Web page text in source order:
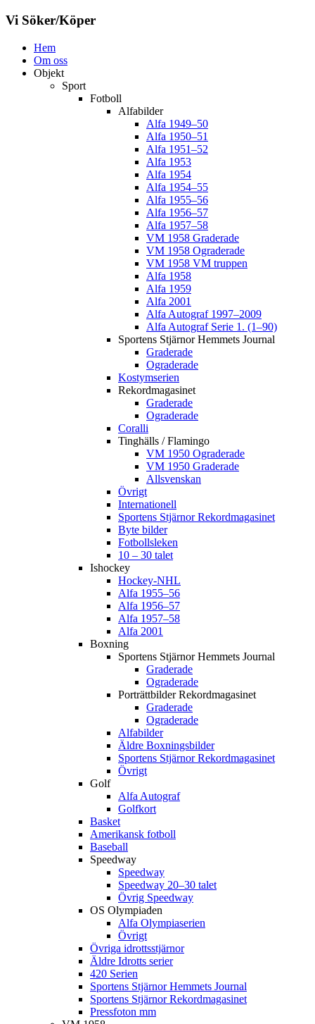
Vi Söker/Köper
Hem
Om oss
Objekt
Sport
Fotboll
Alfabilder
Alfa 1949–50
Alfa 1950–51
Alfa 1951–52
Alfa 1953
Alfa 1954
Alfa 1954–55
Alfa 1955–56
Alfa 1956–57
Alfa 1957–58
VM 1958 Graderade
VM 1958 Ograderade
VM 1958 VM truppen
Alfa 1958
Alfa 1959
Alfa 2001
Alfa Autograf 1997–2009
Alfa Autograf Serie 1. (1–90)
Sportens Stjärnor Hemmets Journal
Graderade
Ograderade
Kostymserien
Rekordmagasinet
Graderade
Ograderade
Coralli
Tinghälls / Flamingo
VM 1950 Ograderade
VM 1950 Graderade
Allsvenskan
Övrigt
Internationell
Sportens Stjärnor Rekordmagasinet
Byte bilder
Fotbollsleken
10 – 30 talet
Ishockey
Hockey-NHL
Alfa 1955–56
Alfa 1956–57
Alfa 1957–58
Alfa 2001
Boxning
Sportens Stjärnor Hemmets Journal
Graderade
Ograderade
Porträttbilder Rekordmagasinet
Graderade
Ograderade
Alfabilder
Äldre Boxningsbilder
Sportens Stjärnor Rekordmagasinet
Övrigt
Golf
Alfa Autograf
Golfkort
Basket
Amerikansk fotboll
Baseball
Speedway
Speedway
Speedway 20–30 talet
Övrig Speedway
OS Olympiaden
Alfa Olympiaserien
Övrigt
Övriga idrottsstjärnor
Äldre Idrotts serier
420 Serien
Sportens Stjärnor Hemmets Journal
Sportens Stjärnor Rekordmagasinet
Pressfoton mm